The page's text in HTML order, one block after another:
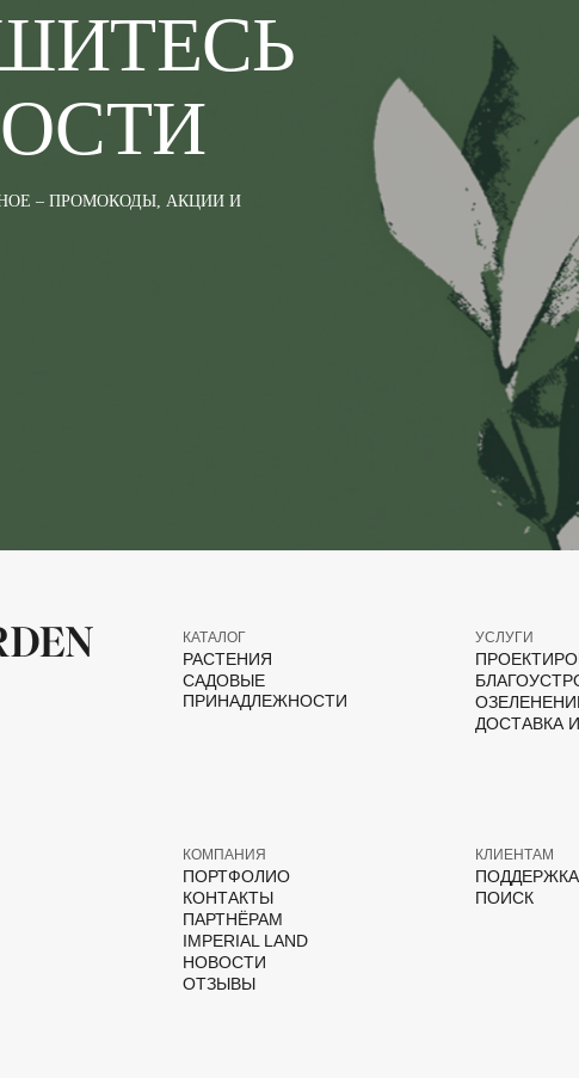
– ПРОМОКОДЫ, АКЦИИ И
КАТАЛОГ
РАСТЕНИЯ
САДОВЫЕ
ПРИНАДЛЕЖНОСТИ
УСЛУГИ
ДОСТАВКА
КОМПАНИЯ
ПОРТФОЛИО
КОНТАКТЫ
ПАРТНЁРАМ
IMPERIAL LAND
НОВОСТИ
ОТЗЫВЫ
КЛИЕНТАМ
ПОДДЕРЖКА
ПОИСК